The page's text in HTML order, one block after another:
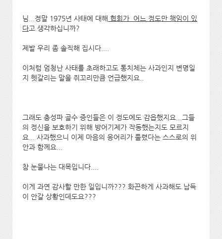
님...정말 1975년 사태에 대해 협회가 어느 정도만 책임이 있
다고 생각하십니까?
제발 우리 좀 솔직해 집시다....
이처럼 엄청난 사태를 초래하고도 통치체는 사과인지 변명일
지 헷갈리는 말을 쥐꼬리만큼 언급했지요..
그래도 충성파 골수 증인들은 이 정도에도 감읍했지요...그들
의 정신을 보호하기 위해 방어기제가 작동했는지도 모르지
요... 사과했으니 이제 마음의 응어리가 풀렸다는 스스로의 위
안과 함께요...
참 눈물나는 대목입니다....
이게 과연 감사할 만한 일입니까??? 화끈하게 사과해도 납득
이 안갈 상황인데도요???